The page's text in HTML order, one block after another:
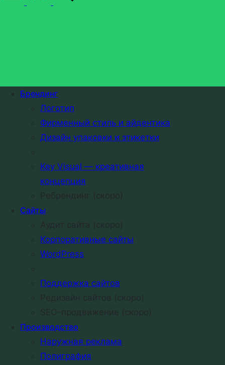
Брендинг
Логотип
Фирменный стиль и айдентика
Дизайн упаковки и этикетки
Key Visual — креативная
концепция
Ребрендинг (скоро)
Сайты
Аудит сайта (скоро)
Корпоративные сайты
WordPress
Поддержка сайтов
Редизайн сайтов (скоро)
SEO-продвижение (скоро)
Производство
Наружная реклама
Полиграфия
Показаны все (7)